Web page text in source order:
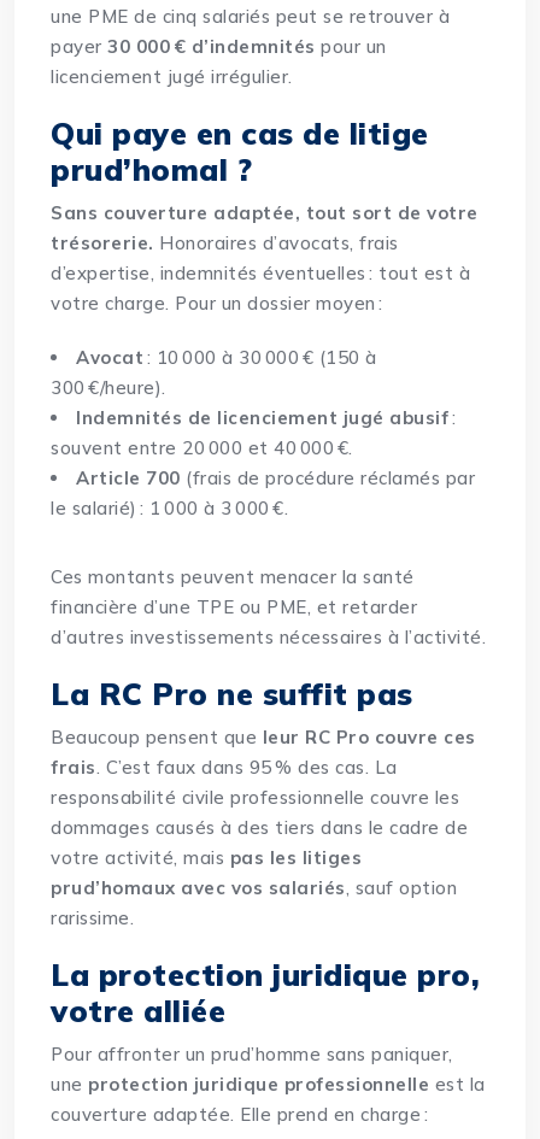
une PME de cinq salariés peut se retrouver à
payer30 000 € d’indemnités pour un
licenciement jugé irrégulier.
Qui paye en cas de litige
prud’homal ?
Sans couverture adaptée, tout sort de votre
trésorerie. Honoraires d’avocats, frais
d’expertise, indemnités éventuelles : tout est à
votre charge. Pour un dossier moyen :
Avocat : 10 000 à 30 000 € (150 à
300 €/heure).
Indemnités de licenciement jugé abusif:
souvent entre 20 000 et 40 000 €.
Article 700 (frais de procédure réclamés par
le salarié) : 1 000 à 3 000 €.
Ces montants peuvent menacer la santé
financière d’une TPE ou PME, et retarder
d’autres investissements nécessaires à l’activité.
La RC Pro ne suffit pas
Beaucoup pensent que leur RC Pro couvre ces
frais. C’est faux dans 95 % des cas. La
responsabilité civile professionnelle couvre les
dommages causés à des tiers dans le cadre de
votre activité, mais pas les litiges
prud’homaux avec vos salariés, sauf option
rarissime.
La protection juridique pro,
votre alliée
Pour affronter un prud’homme sans paniquer,
une protection juridique professionnelle est la
couverture adaptée. Elle prend en charge :